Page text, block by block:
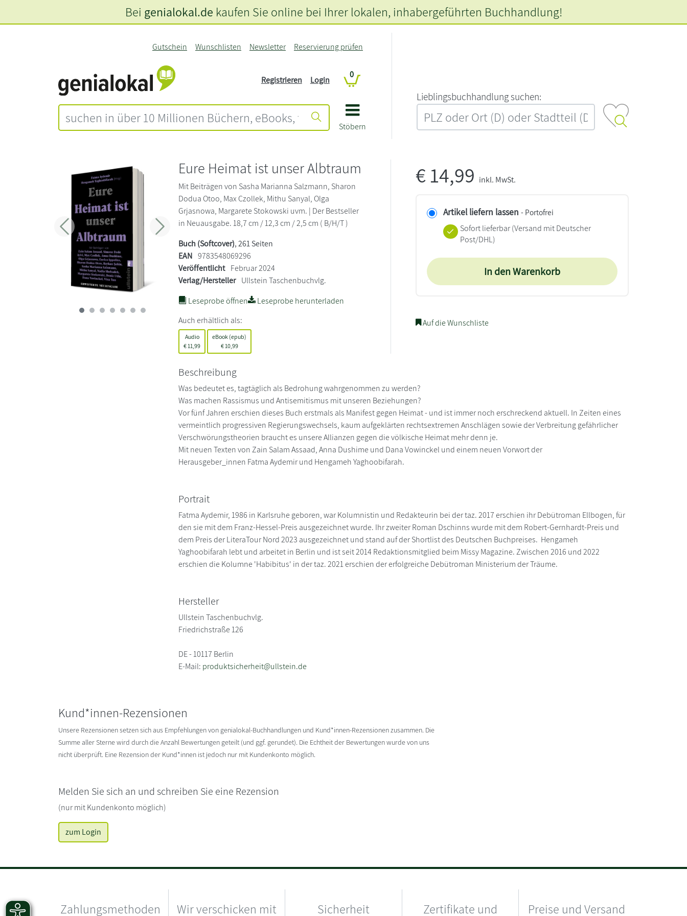
Stöbern
Gutschein Wunschlisten Newsletter Reservierung prüfen
Registrieren Login
0
L‍i‍e‍b‍l‍i‍n‍g‍s‍b‍u‍c‍h‍h‍a‍n‍d‍l‍u‍n‍g‍ ‍s‍u‍c‍h‍e‍n‍:‍
Bei genialokal.de kaufen Sie online bei Ihrer lokalen, inhabergeführten Buchhandlung!
Zurück Weiter
Eure Heimat ist unser Albtraum
Mit Beiträgen von Sasha Marianna Salzmann, Sharon
Dodua Otoo, Max Czollek, Mithu Sanyal, Olga
Grjasnowa, Margarete Stokowski uvm. | Der Bestseller
in Neuausgabe. 18,7 cm / 12,3 cm / 2,5 cm ( B/H/T )
Buch (Softcover), 261 Seiten
EAN 9783548069296
Veröffentlicht Februar 2024
Verlag/Hersteller Ullstein Taschenbuchvlg.
Leseprobe öffnen
Leseprobe herunterladen
Auch erhältlich als:
Audio
€ 11,99
eBook (epub)
€10,99
€14,99 inkl. MwSt.
Artikel liefern lassen - Portofrei
Sofort lieferbar(Versand mit Deutscher
Post/DHL)
In den Warenkorb
Auf die Wunschliste
Beschreibung
Was bedeutet es, tagtäglich als Bedrohung wahrgenommen zu werden?
Was machen Rassismus und Antisemitismus mit unseren Beziehungen?
Vor fünf Jahren erschien dieses Buch erstmals als Manifest gegen Heimat - und ist immer noch erschreckend aktuell. In Zeiten eines
vermeintlich progressiven Regierungswechsels, kaum aufgeklärten rechtsextremen Anschlägen sowie der Verbreitung gefährlicher
Verschwörungstheorien braucht es unsere Allianzen gegen die völkische Heimat mehr denn je.
Mit neuen Texten von Zain Salam Assaad, Anna Dushime und Dana Vowinckel und einem neuen Vorwort der
Herausgeber_innen Fatma Aydemir und Hengameh Yaghoobifarah.
Portrait
Fatma Aydemir, 1986 in Karlsruhe geboren, war Kolumnistin und Redakteurin bei der taz. 2017 erschien ihr Debütroman Ellbogen, für
den sie mit dem Franz-Hessel-Preis ausgezeichnet wurde. Ihr zweiter Roman Dschinns wurde mit dem Robert-Gernhardt-Preis und
dem Preis der LiteraTour Nord 2023 ausgezeichnet und stand auf der Shortlist des Deutschen Buchpreises. Hengameh
Yaghoobifarah lebt und arbeitet in Berlin und ist seit 2014 Redaktionsmitglied beim Missy Magazine. Zwischen 2016 und 2022
erschien die Kolumne 'Habibitus' in der taz. 2021 erschien der erfolgreiche Debütroman Ministerium der Träume.
Hersteller
Ullstein Taschenbuchvlg.
Friedrichstraße 126
DE - 10117 Berlin
E-Mail: produktsicherheit@ullstein.de
Kund*innen-Rezensionen
Unsere Rezensionen setzen sich aus Empfehlungen von genialokal-Buchhandlungen und Kund*innen-Rezensionen zusammen. Die
Summe aller Sterne wird durch die Anzahl Bewertungen geteilt (und ggf. gerundet). Die Echtheit der Bewertungen wurde von uns
nicht überprüft. Eine Rezension der Kund*innen ist jedoch nur mit Kundenkonto möglich.
Melden Sie sich an und schreiben Sie eine Rezension
(nur mit Kundenkonto möglich)
zum Login
Zahlungsmethoden Wir verschicken mit Sicherheit
Zertifikate und
Preise und Versand